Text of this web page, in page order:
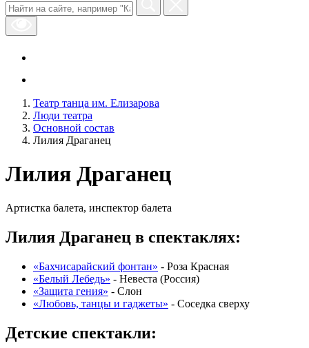
Театр танца им. Елизарова
Люди театра
Основной состав
Лилия Драганец
Лилия Драганец
Артистка балета, инспектор балета
Лилия Драганец в спектаклях:
«Бахчисарайский фонтан» - Роза Красная
«Белый Лебедь» - Невеста (Россия)
«Защита гения» - Слон
«Любовь, танцы и гаджеты» - Соседка сверху
Детские спектакли: